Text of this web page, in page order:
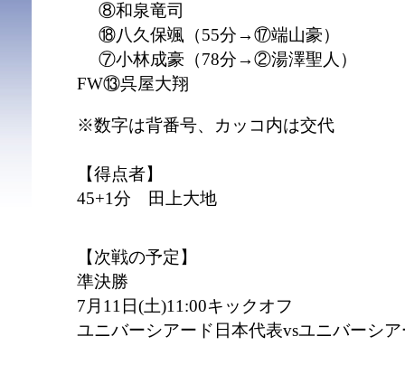
⑧和泉竜司
⑱八久保颯（55分→⑰端山豪）
⑦小林成豪（78分→②湯澤聖人）
FW⑬呉屋大翔
※数字は背番号、カッコ内は交代
【得点者】
45+1分 田上大地
【次戦の予定】
準決勝
7月11日(土)11:00キックオフ
ユニバーシアード日本代表vsユニバーシ